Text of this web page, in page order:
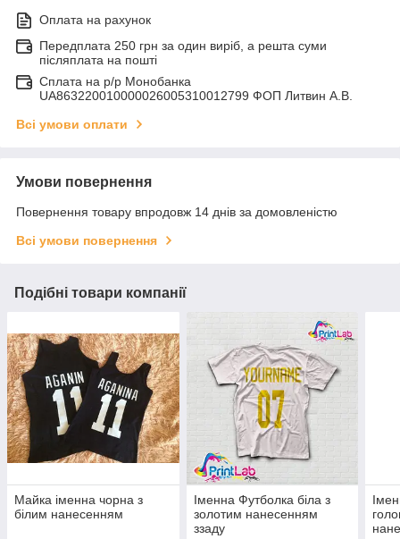
Оплата на рахунок
Передплата 250 грн за один виріб, а решта суми
післяплата на пошті
Сплата на р/р Монобанка
UA863220010000026005310012799 ФОП Литвин А.В.
Всі умови оплати
Умови повернення
Повернення товару впродовж 14 днів за домовленістю
Всі умови повернення
Подібні товари компанії
Майка іменна чорна з
білим нанесенням
Іменна Футболка біла з
золотим нанесенням
ззаду